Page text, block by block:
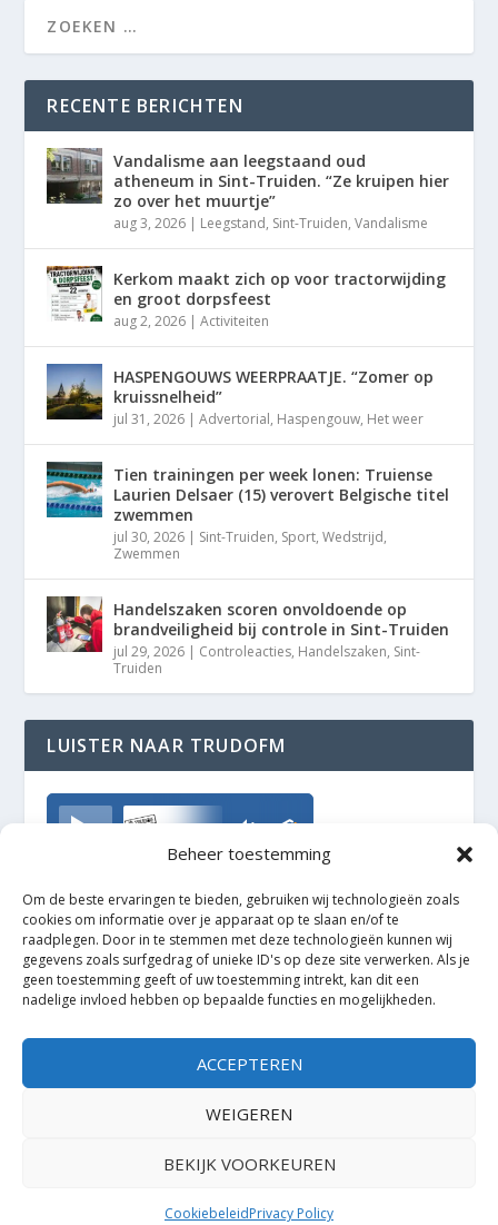
Beheer toestemming
Om de beste ervaringen te bieden, gebruiken wij technologieën zoals
cookies om informatie over je apparaat op te slaan en/of te
raadplegen. Door in te stemmen met deze technologieën kunnen wij
gegevens zoals surfgedrag of unieke ID's op deze site verwerken. Als je
geen toestemming geeft of uw toestemming intrekt, kan dit een
nadelige invloed hebben op bepaalde functies en mogelijkheden.
ACCEPTEREN
WEIGEREN
BEKIJK VOORKEUREN
CookiebeleidPrivacy Policy
RECENTE BERICHTEN
Vandalisme aan leegstaand oud
atheneum in Sint-Truiden. “Ze kruipen hier
zo over het muurtje”
aug 3, 2026 | Leegstand, Sint-Truiden,Vandalisme
Kerkom maakt zich op voor tractorwijding
en groot dorpsfeest
aug 2, 2026 |Activiteiten
HASPENGOUWS WEERPRAATJE. “Zomer op
kruissnelheid”
jul 31, 2026 |Advertorial, Haspengouw, Het weer
Tien trainingen per week lonen: Truiense
Laurien Delsaer (15) verovert Belgische titel
zwemmen
jul 30, 2026 | Sint-Truiden, Sport,Wedstrijd,
Zwemmen
Handelszaken scoren onvoldoende op
brandveiligheid bij controle in Sint-Truiden
jul 29, 2026 | Controleacties, Handelszaken, Sint-
Truiden
LUISTER NAAR TRUDOFM
TrudoFM
Elegant Themes| Mogelijk gemaakt door